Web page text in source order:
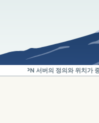
VPN 서버의 정의와 위치가